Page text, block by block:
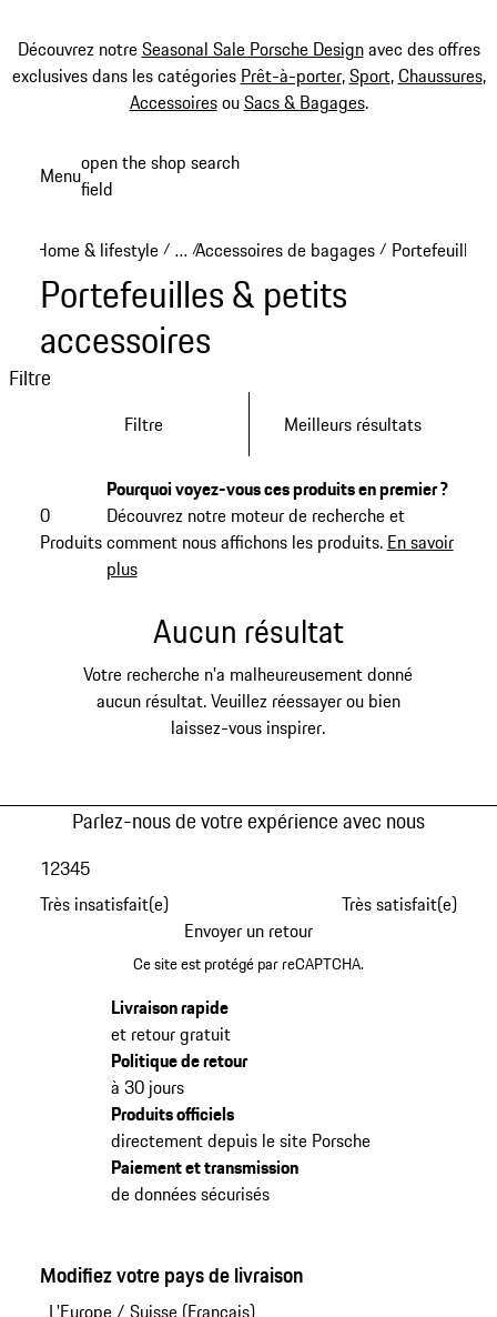
Découvrez notreSeasonal Sale Porsche Designavec des offres
exclusives dans les catégories Prêt-à-porter,Sport,Chaussures,
AccessoiresouSacs & Bagages.
Menuopen the shop search
field
Home & lifestyle / …
Reveal collapsed breadcrumb items
/Accessoires de bagages / Portefeuilles
Portefeuilles & petits
accessoires
Filtre
Filtre Meilleurs résultats
0
Produits
Pourquoi voyez-vous ces produits en premier ?
Découvrez notre moteur de recherche et
comment nous affichons les produits. En savoir
plus
Aucun résultat
Votre recherche n'a malheureusement donné
aucun résultat. Veuillez réessayer ou bien
laissez-vous inspirer.
Parlez-nous de votre expérience avec nous
Très insatisfait(e)
12345
Très satisfait(e)
Envoyer un retour
Ce site est protégé par reCAPTCHA.
Livraison rapide
et retour gratuit
Politique de retour
à 30 jours
Produits officiels
directement depuis le site Porsche
Paiement et transmission
de données sécurisés
Modifiez votre pays de livraison
L'Europe/ Suisse (Français)